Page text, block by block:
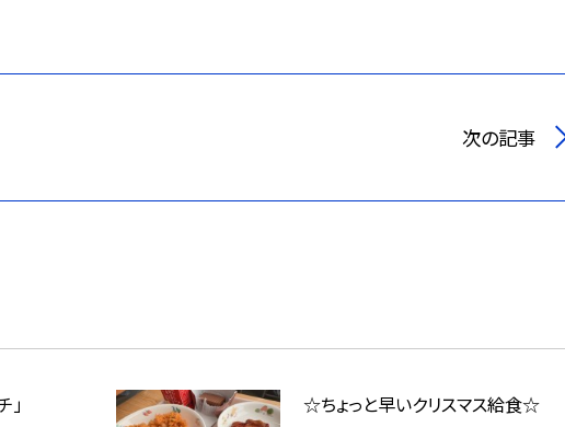
次の記事
」 ☆ちょっと早いクリスマス給食☆